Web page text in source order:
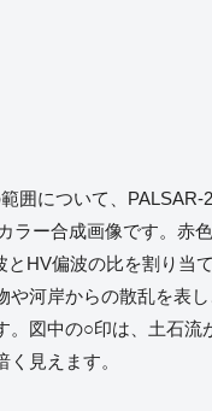
囲について、PALSAR-
ラー合成画像です。赤
HV偏波の比を割り当
や河岸からの散乱を表
。図中の○印は、土石流
見えます。